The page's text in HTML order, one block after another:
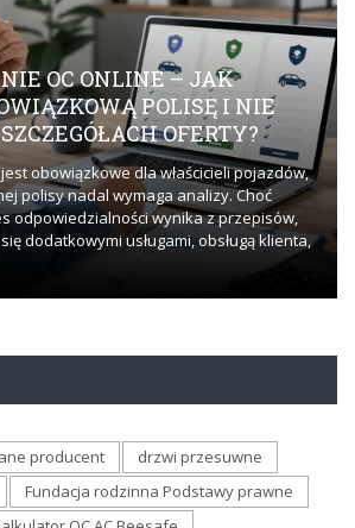
OC ONLINE – JAK
POLISĘ I NIE
OFERTY?
obowiązkowe dla właścicieli pojazdów,
polisy nadal wymaga analizy. Choć
odpowiedzialności wynika z przepisów,
dodatkowymi usługami, obsługą klienta,
producent
drzwi przesuwne
Fundacja rodzinna Podstawy prawne